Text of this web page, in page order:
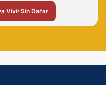
Vivir Sin Dañar